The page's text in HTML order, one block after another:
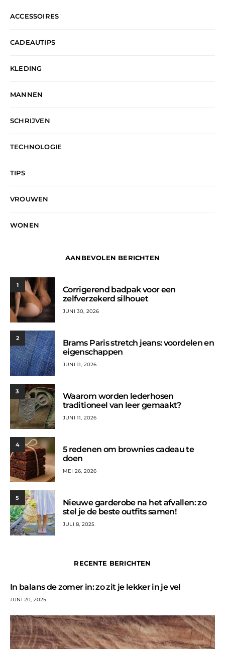
ACCESSOIRES
CADEAUTIPS
KLEDING
MANNEN
SCHRIJVEN
TECHNOLOGIE
TIPS
VROUWEN
WONEN
AANBEVOLEN BERICHTEN
1
Corrigerend badpak voor een
zelfverzekerd silhouet
JUNI 30, 2026
2
Brams Paris stretch jeans: voordelen en
eigenschappen
JUNI 11, 2026
3
Waarom worden lederhosen
traditioneel van leer gemaakt?
JUNI 11, 2026
4
5 redenen om brownies cadeau te
doen
MEI 26, 2026
5
Nieuwe garderobe na het afvallen: zo
stel je de beste outfits samen!
JULI 8, 2025
RECENTE BERICHTEN
In balans de zomer in: zo zit je lekker in je vel
JUNI 20, 2025